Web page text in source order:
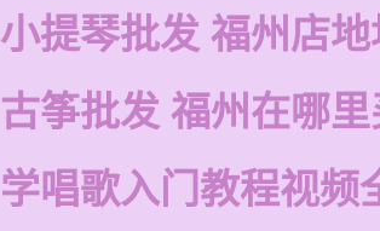
小提琴批发 福州店
古筝批发 福州在哪
学唱歌入门教程视频